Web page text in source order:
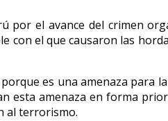
por el avance del crimen
con el que causaron las
es una amenaza para
esta amenaza en forma
al terrorismo.